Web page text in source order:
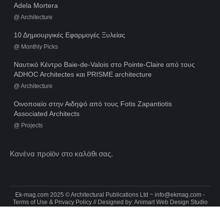
Adela Mortera
@ Architecture
10 Δημιουργικές Εφαρμογές Ξυλείας
@ Monthly Picks
Ναυτικό Κέντρο Baie-de-Valois στο Pointe-Claire από τους
ADHOC Architectes και PRISME architecture
@ Architecture
Οινοποιείο στην Αιδηψό από τους Fotis Zapantiotis
Associated Architects
@ Projects
Κανένα προϊόν στο καλάθι σας.
Ek-mag.com 2025 © Architectural Publications Ltd ~ info@ekmag.com -
Terms of Use & Privacy Policy// Designed by:Animart Web Design Studio